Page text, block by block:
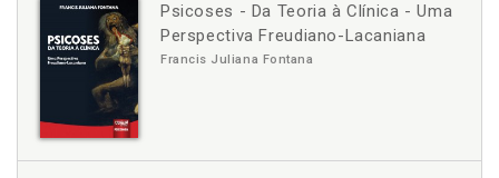
Psicoses - Da Teoria à Clínica - Uma
Perspectiva Freudiano-Lacaniana
Francis Juliana Fontana